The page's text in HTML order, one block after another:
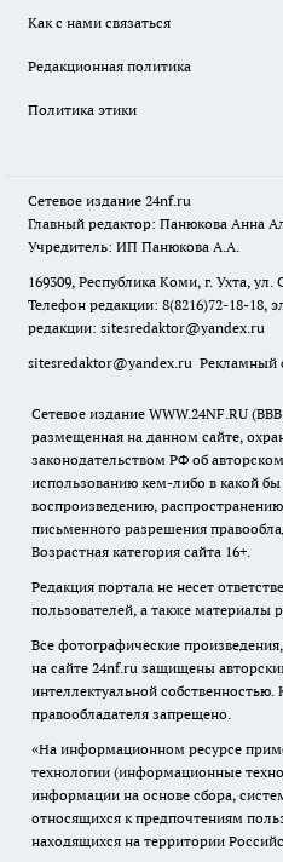
Как с нами связаться
Редакционная политика
Политика этики
Сетевое издание 24nf.ru
Главный редактор: Панюкова Анна
Учредитель: ИП Панюкова А.А.
169309, Республика Коми, г. Ухта, ул.
Телефон редакции: 8(8216)72-18-18,
редакции: sitesredaktor@yandex.ru
sitesredaktor@yandex.ru Рекламный
Сетевое издание WWW.24NF.RU
размещенная на данном сайте,
законодательством РФ об
использованию кем-либо в какой
воспроизведению,
письменного разрешения
Возрастная категория сайта 16+.
Редакция портала не несет
пользователей, а также материалы
Все фотографические
на сайте 24nf.ru защищены
интеллектуальной собственностью.
правообладателя запрещено.
«На информационном ресурсе
технологии (информационные
информации на основе сбора,
относящихся к предпочтениям
находящихся на территории